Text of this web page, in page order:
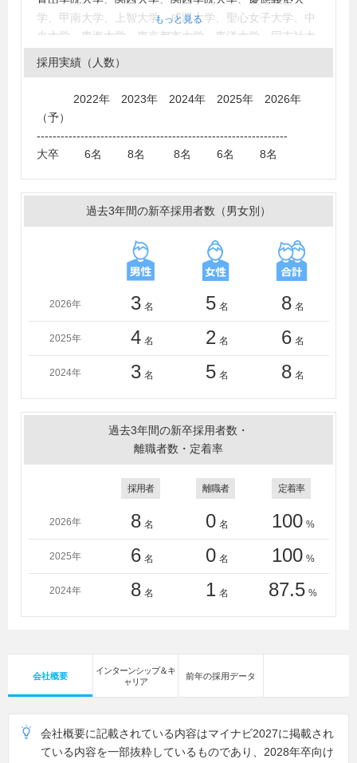
学、甲南大学、上智大学、成蹊大学、聖心女子大学、中
央大学、東海大学、東京都市大学、東洋大学、同志社大
学、日本大学、フェリス女学院大学、法政大学、宮城大
学、明治大学、立教大学、立命館大学、早稲田大学、千
大学、東京都立大学、龍谷大学、桜美林大学、北星学園
大学
もっと見る
採用実績（人数）
2022年 2023年 2024年 2025年 2026年
（予）
---------------------------------------------------------------
大卒 6名 8名 8名 6名 8名
過去3年間の新卒採用者数（男女別）
2026年 3 名 5 名 8 名
2025年 4 名 2 名 6 名
2024年 3 名 5 名 8 名
過去3年間の新卒採用者数・
離職者数・定着率
採用者 離職者 定着率
2026年 8 名 0 名 100 %
2025年 6 名 0 名 100 %
2024年 8 名 1 名 87.5 %
会社概要
インターンシップ＆キ
ャリア
前年の採用データ
会社概要に記載されている内容はマイナビ2027に掲載され
ている内容を一部抜粋しているものであり、2028年卒向け